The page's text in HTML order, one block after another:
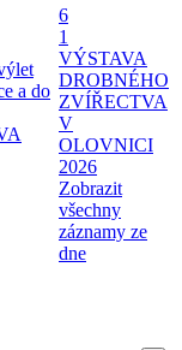
a do
6
1
VÝSTAVA
DROBNÉHO
ZVÍŘECTVA
V
OLOVNICI
2026
Zobrazit
všechny
záznamy ze
dne